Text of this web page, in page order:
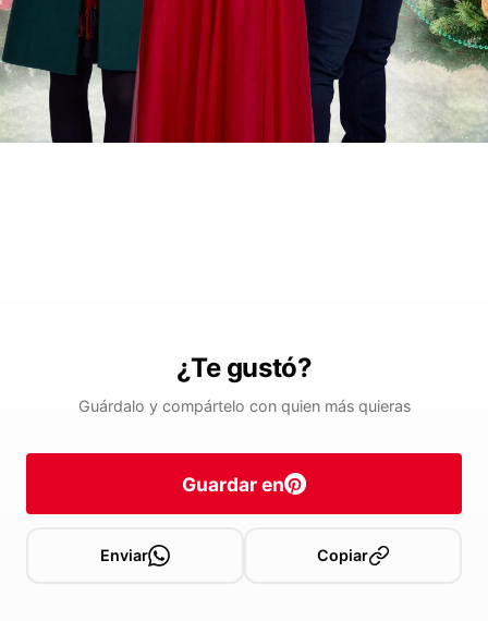
¿Te gustó?
Guárdalo y compártelo con quien más quieras
Guardar en
Enviar Copiar